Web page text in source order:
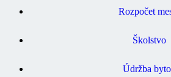
Rozpočet
Školstvo
Údržba